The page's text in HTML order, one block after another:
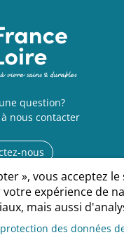
question?
nous contacter
nous
Mentions légales
des données
», vous acceptez
expérience de
mais aussi
des données